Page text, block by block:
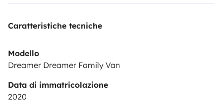
Caratteristiche tecniche
Modello
Dreamer Dreamer Family Van
Data di immatricolazione
2020